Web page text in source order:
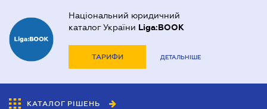
Національний юридичний
каталог України Liga:BOOK
ТАРИФИ ДЕТАЛЬНІШЕ
КАТАЛОГ РІШЕНЬ